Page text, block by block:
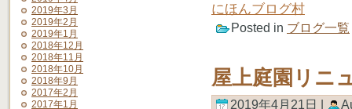
2019年3月
2019年2月
2019年1月
2018年12月
2018年11月
2018年10月
2018年9月
2017年2月
2017年1月
にほんブログ村
Posted in ブログ一覧
屋上庭園リニ
2019年4月21日 |